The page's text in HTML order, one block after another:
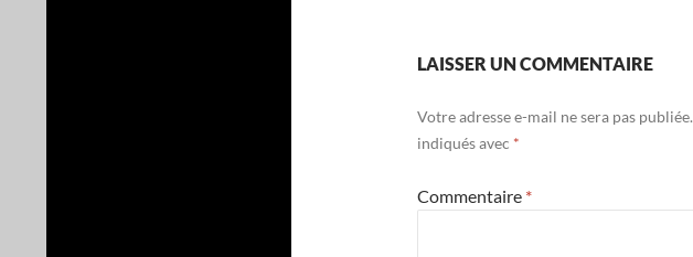
LAISSER UN COMMENTAIRE
Votre adresse e-mail ne sera pas publiée.
indiqués avec *
Commentaire *